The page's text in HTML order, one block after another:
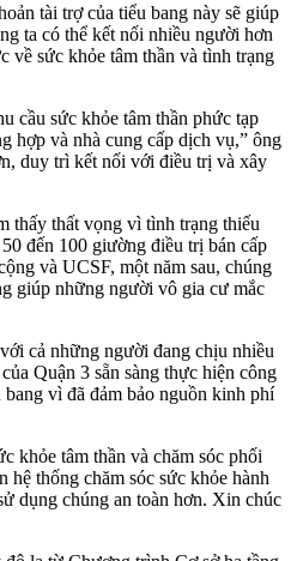
tài trợ của tiểu bang này sẽ giúp
ta có thể kết nối nhiều người hơn
về sức khỏe tâm thần và tình trạng
cầu sức khỏe tâm thần phức tạp
hợp và nhà cung cấp dịch vụ,” ông
duy trì kết nối với điều trị và xây
thấy thất vọng vì tình trạng thiếu
đến 100 giường điều trị bán cấp
và UCSF, một năm sau, chúng
giúp những người vô gia cư mắc
cả những người đang chịu nhiều
Quận 3 sẵn sàng thực hiện công
vì đã đảm bảo nguồn kinh phí
khỏe tâm thần và chăm sóc phối
hệ thống chăm sóc sức khỏe hành
dụng chúng an toàn hơn. Xin chúc